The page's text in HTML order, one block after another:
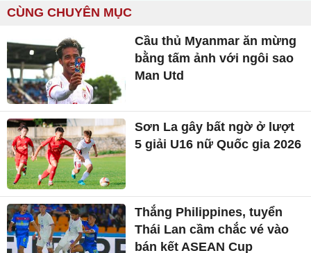
CÙNG CHUYÊN MỤC
Cầu thủ Myanmar ăn mừng
bằng tấm ảnh với ngôi sao
Man Utd
Sơn La gây bất ngờ ở lượt
5 giải U16 nữ Quốc gia 2026
Thắng Philippines, tuyển
Thái Lan cầm chắc vé vào
bán kết ASEAN Cup